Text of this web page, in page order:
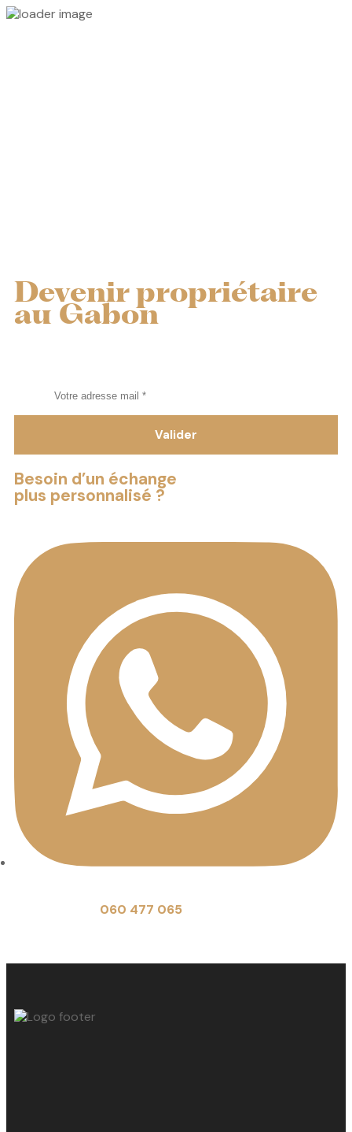
Devenir propriétaire
au Gabon
Besoin d’un échange
plus personnalisé ?
060 477 065